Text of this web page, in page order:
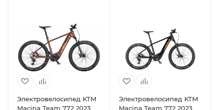
Электровелосипед KTM
Macina Team 772 2023
Электровелосипед KTM
Macina Team 772 2023